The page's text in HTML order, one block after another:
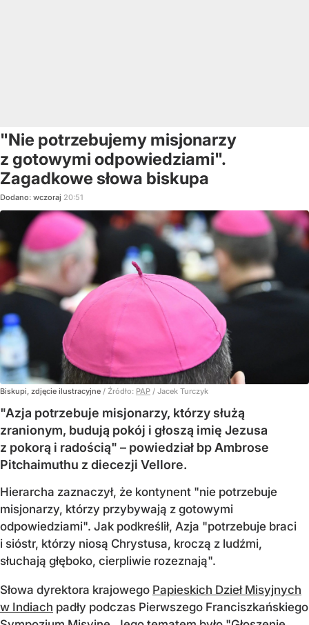
"Nie potrzebujemy misjonarzy
z gotowymi odpowiedziami".
Zagadkowe słowa biskupa
Dodano: wczoraj 20:51
Biskupi, zdjęcie ilustracyjne / Źródło: PAP / Jacek Turczyk
"Azja potrzebuje misjonarzy, którzy służą
zranionym, budują pokój i głoszą imię Jezusa
z pokorą i radością" – powiedział bp Ambrose
Pitchaimuthu z diecezji Vellore.
Hierarcha zaznaczył, że kontynent "nie potrzebuje
misjonarzy, którzy przybywają z gotowymi
odpowiedziami". Jak podkreślił, Azja "potrzebuje braci
i sióstr, którzy niosą Chrystusa, kroczą z ludźmi,
słuchają głęboko, cierpliwie rozeznają".
Słowa dyrektora krajowego Papieskich Dzieł Misyjnych
w Indiach padły podczas Pierwszego Franciszkańskiego